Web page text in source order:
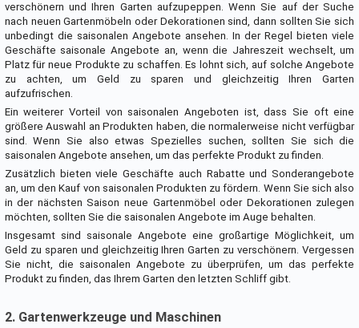
verschönern und Ihren Garten aufzupeppen. Wenn Sie auf der Suche
nach neuen Gartenmöbeln oder Dekorationen sind, dann sollten Sie sich
unbedingt die saisonalen Angebote ansehen. In der Regel bieten viele
Geschäfte saisonale Angebote an, wenn die Jahreszeit wechselt, um
Platz für neue Produkte zu schaffen. Es lohnt sich, auf solche Angebote
zu achten, um Geld zu sparen und gleichzeitig Ihren Garten
aufzufrischen.
Ein weiterer Vorteil von saisonalen Angeboten ist, dass Sie oft eine
größere Auswahl an Produkten haben, die normalerweise nicht verfügbar
sind. Wenn Sie also etwas Spezielles suchen, sollten Sie sich die
saisonalen Angebote ansehen, um das perfekte Produkt zu finden.
Zusätzlich bieten viele Geschäfte auch Rabatte und Sonderangebote
an, um den Kauf von saisonalen Produkten zu fördern. Wenn Sie sich also
in der nächsten Saison neue Gartenmöbel oder Dekorationen zulegen
möchten, sollten Sie die saisonalen Angebote im Auge behalten.
Insgesamt sind saisonale Angebote eine großartige Möglichkeit, um
Geld zu sparen und gleichzeitig Ihren Garten zu verschönern. Vergessen
Sie nicht, die saisonalen Angebote zu überprüfen, um das perfekte
Produkt zu finden, das Ihrem Garten den letzten Schliff gibt.
2. Gartenwerkzeuge und Maschinen